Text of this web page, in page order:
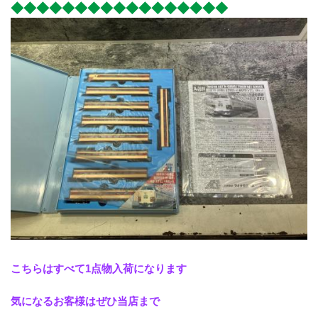
◆◆◆◆◆◆◆◆◆◆◆◆◆◆◆◆◆
こちらはすべて1点物入荷になります
気になるお客様はぜひ当店まで